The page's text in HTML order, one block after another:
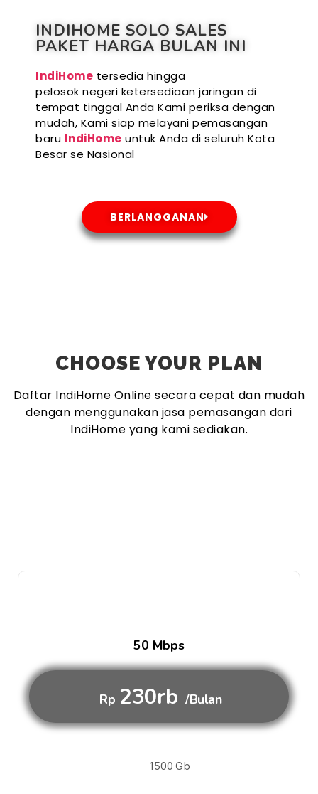
INDIHOME SOLO SALES
PAKET HARGA BULAN INI
IndiHome tersedia hingga
pelosok negeri ketersediaan jaringan di
tempat tinggal Anda Kami periksa dengan
mudah, Kami siap melayani pemasangan
baru IndiHome untuk Anda di seluruh Kota
Besar se Nasional
BERLANGGANAN
CHOOSE YOUR PLAN
Daftar IndiHome Online secara cepat dan mudah
dengan menggunakan jasa pemasangan dari
IndiHome yang kami sediakan.
50 Mbps
Rp 230rb /Bulan
1500 Gb